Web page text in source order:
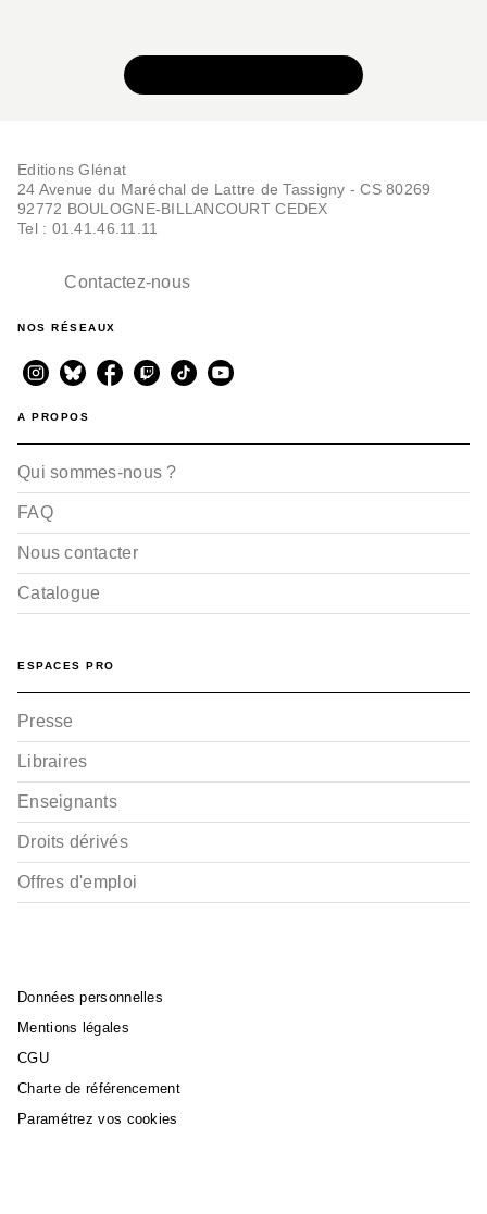
Editions Glénat
24 Avenue du Maréchal de Lattre de Tassigny - CS 80269
92772 BOULOGNE-BILLANCOURT CEDEX
Tel : 01.41.46.11.11
Contactez-nous
NOS RÉSEAUX
A PROPOS
Qui sommes-nous ?
FAQ
Nous contacter
Catalogue
ESPACES PRO
Presse
Libraires
Enseignants
Droits dérivés
Offres d'emploi
Données personnelles
Mentions légales
CGU
Charte de référencement
Paramétrez vos cookies